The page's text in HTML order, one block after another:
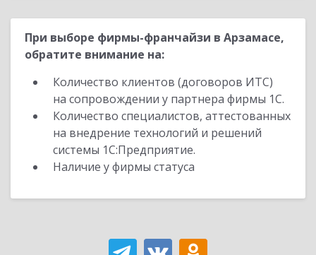
При выборе фирмы-франчайзи в Арзамасе,
обратите внимание на:
Количество клиентов (договоров ИТС)
на сопровождении у партнера фирмы 1С.
Количество специалистов, аттестованных
на внедрение технологий и решений
системы 1С:Предприятие.
Наличие у фирмы статуса